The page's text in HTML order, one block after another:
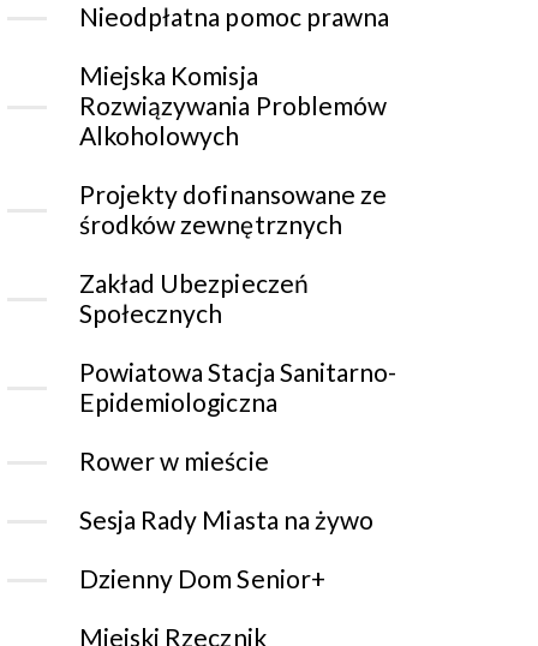
Nieodpłatna pomoc prawna
Miejska Komisja
Rozwiązywania Problemów
Alkoholowych
Projekty dofinansowane ze
środków zewnętrznych
Zakład Ubezpieczeń
Społecznych
Powiatowa Stacja Sanitarno-
Epidemiologiczna
Rower w mieście
Sesja Rady Miasta na żywo
Dzienny Dom Senior+
Miejski Rzecznik